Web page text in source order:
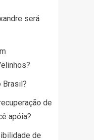
será
Brasil?
de
apóia?
de